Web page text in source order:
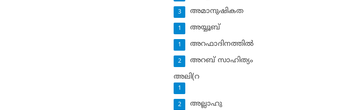
അമാനുഷികത
3
അയ്യൂബ്‌
1
അറഫാദിനത്തില്‍
1
അറബ് സാഹിത്യം
2
അലി(റ
1
അല്ലാഹു
2